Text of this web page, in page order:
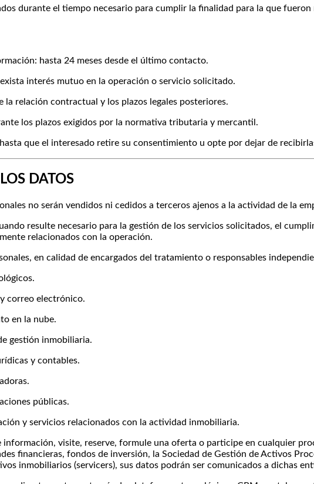
durante el tiempo necesario para cumplir la finalidad para la que
hasta 24 meses desde el último contacto.
interés mutuo en la operación o servicio solicitado.
la relación contractual y los plazos legales posteriores.
los plazos exigidos por la normativa tributaria y mercantil.
que el interesado retire su consentimiento u opte por dejar de
DATOS
no serán vendidos ni cedidos a terceros ajenos a la actividad de la
resulte necesario para la gestión de los servicios solicitados, el
relacionados con la operación.
en calidad de encargados del tratamiento o responsables
correo electrónico.
en la nube.
gestión inmobiliaria.
y contables.
públicas.
y servicios relacionados con la actividad inmobiliaria.
visite, reserve, formule una oferta o participe en cualquier
financieras, fondos de inversión, la Sociedad de Gestión de Activos
inmobiliarios (servicers), sus datos podrán ser comunicados a dichas